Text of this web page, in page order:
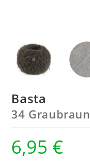
Basta
34 Graubraun
6,95 €